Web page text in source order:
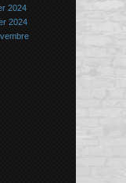
2024
2024